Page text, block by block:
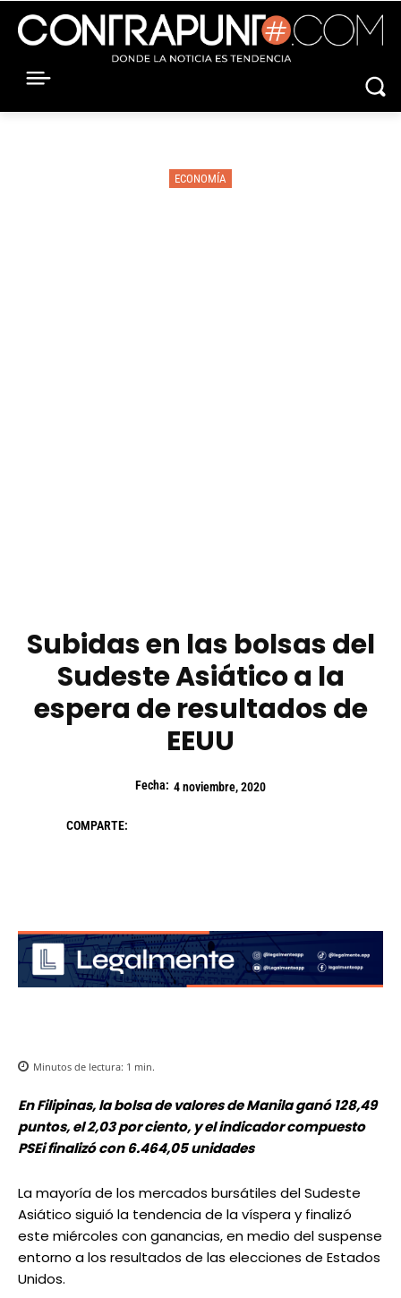
ECONOMÍA
Subidas en las bolsas del
Sudeste Asiático a la
espera de resultados de
EEUU
Fecha: 4 noviembre, 2020
COMPARTE:
Minutos de lectura: 1 min.
En Filipinas, la bolsa de valores de Manila ganó 128,49
puntos, el 2,03 por ciento, y el indicador compuesto
PSEi finalizó con 6.464,05 unidades
La mayoría de los mercados bursátiles del Sudeste
Asiático siguió la tendencia de la víspera y finalizó
este miércoles con ganancias, en medio del suspense
entorno a los resultados de las elecciones de Estados
Unidos.